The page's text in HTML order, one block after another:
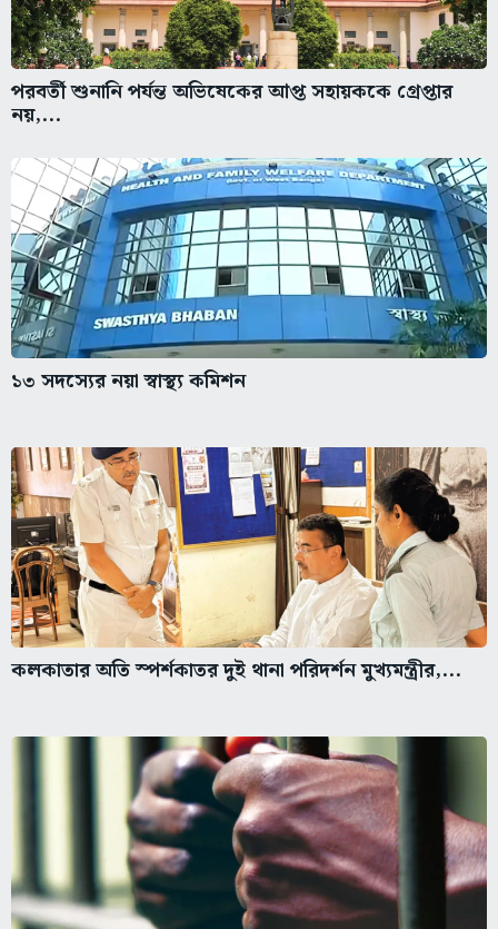
পরবর্তী শুনানি পর্যন্ত অভিষেকের আপ্ত সহায়ককে গ্রেপ্তার
নয়,...
১৩ সদস্যের নয়া স্বাস্থ্য কমিশন
কলকাতার অতি স্পর্শকাতর দুই থানা পরিদর্শন মুখ্যমন্ত্রীর,...